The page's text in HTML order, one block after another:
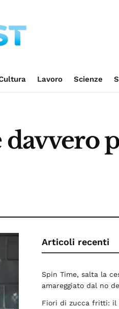
Lavoro Scienze
davvero
Articoli recenti
Spin Time, salta la
amareggiato dal no
Fiori di zucca fritti: il